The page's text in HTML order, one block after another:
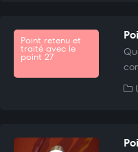
Point retenu et
traité avec le
point 27